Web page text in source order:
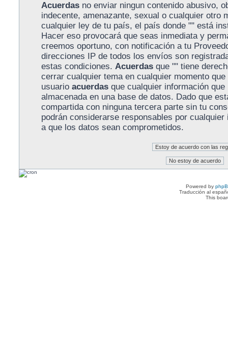
Acuerdasno enviar ningun contenido abusivo,
indecente, amenazante, sexual o cualquier otro
cualquier ley de tu país, el país donde "" está
Hacer eso provocará que seas inmediata y
creemos oportuno, con notificación a tu
direcciones IP de todos los envíos son
estas condiciones. Acuerdasque "" tiene
cerrar cualquier tema en cualquier momento
usuario acuerdasque cualquier información que
almacenada en una base de datos. Dado que
compartida con ninguna tercera parte sin tu
podrán considerarse responsables por
a que los datos sean comprometidos.
Powered by
Traducción al
This